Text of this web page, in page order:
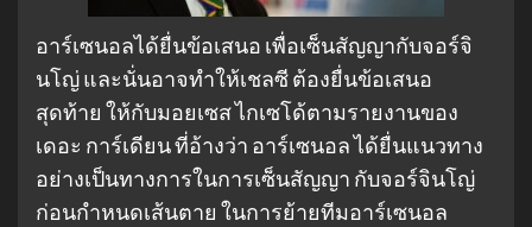
อาร์เซนอลได้ยื่นข้อเสนอ เพื่อเซ็นสัญญากับจอร์จิ
นโญ่ และนั่นอาจทําให้เชลซี ต้องยื่นข้อเสนอ
สุดท้าย ให้กับมอยเซส ไกเซโด้ตามรายงานของ
เดอะ การ์เดียน ที่อ้างว่า อาร์เซนอล ได้ยื่นแนวทาง
อย่างเป็นทางการในการเซ็นสัญญา กับจอร์จินโญ่
ก่อนกําหนดเส้นตาย ในการย้ายทีมอาร์เซนอล